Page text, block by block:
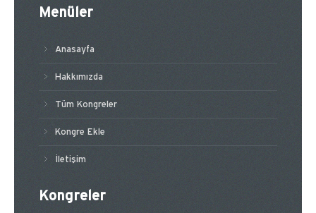
Menüler
Anasayfa
Hakkımızda
Tüm Kongreler
Kongre Ekle
İletişim
Kongreler